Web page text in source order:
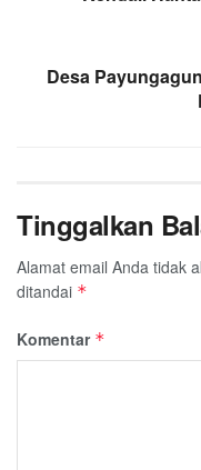
Desa
Tinggalkan
Alamat email Anda tidak
ditandai *
Komentar *